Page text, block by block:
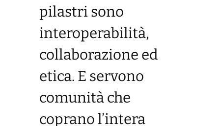
pilastri sono
interoperabilità,
collaborazione ed
etica. E servono
comunità che
coprano l’intera